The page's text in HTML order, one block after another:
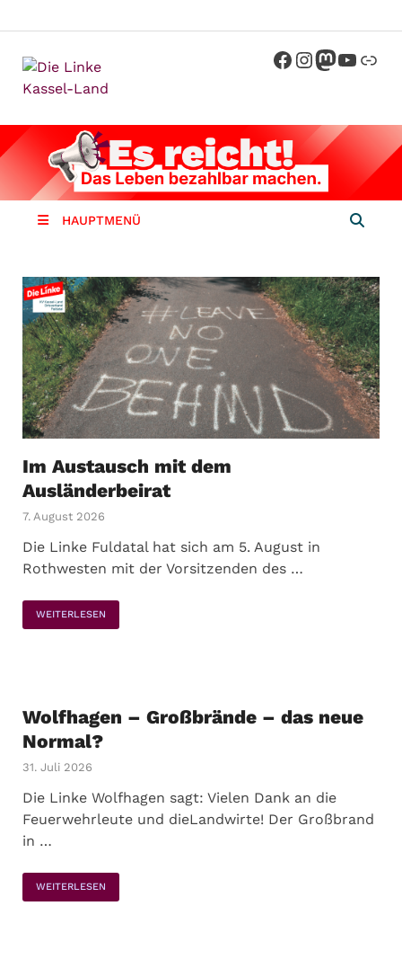
Kassel-
Land
HAUPTMENÜ
Im Austausch mit dem
Ausländerbeirat
7. August 2026
Die Linke Fuldatal hat sich am 5. August in
Rothwesten mit der Vorsitzenden des …
WEITERLESEN
Wolfhagen – Großbrände – das neue
Normal?
31. Juli 2026
Die Linke Wolfhagen sagt: Vielen Dank an die
Feuerwehrleute und dieLandwirte! Der Großbrand
in …
WEITERLESEN